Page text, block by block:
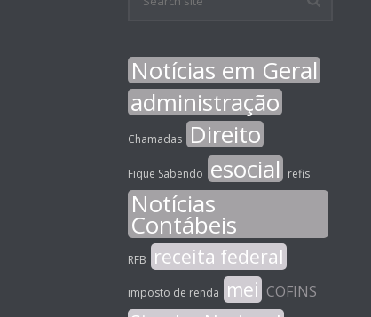
Notícias em Geral
administração
Chamadas Direito
Fique Sabendo esocial refis
Notícias
Contábeis
RFB receita federal
imposto de renda mei COFINS